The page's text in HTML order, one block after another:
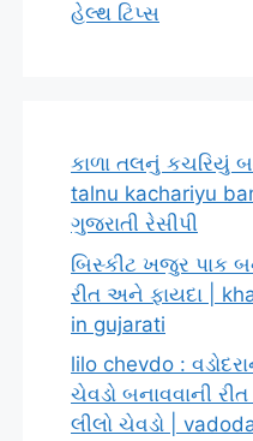
હેલ્થ ટિપ્સ
કાળા તલનું કચરિયું
talnu kachariyu
ગુજરાતી રેસીપી
બિસ્કીટ ખજુર પાક
રીત અને ફાયદા |
in gujarati
lilo chevdo :
ચેવડો બનાવવાની
લીલો ચેવડો |